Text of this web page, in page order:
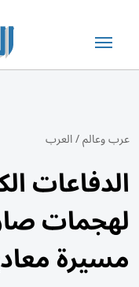
عرب وعالم/العرب
الدفاعات
لهجمات
مسيرة